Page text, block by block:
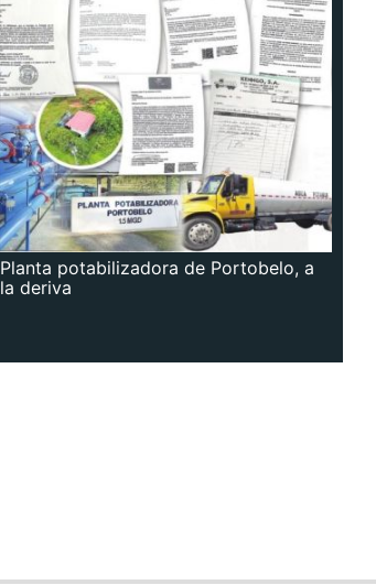
Planta potabilizadora de Portobelo, a
la deriva